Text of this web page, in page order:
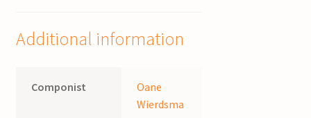
Additional information
Componist
Oane
Wierdsma